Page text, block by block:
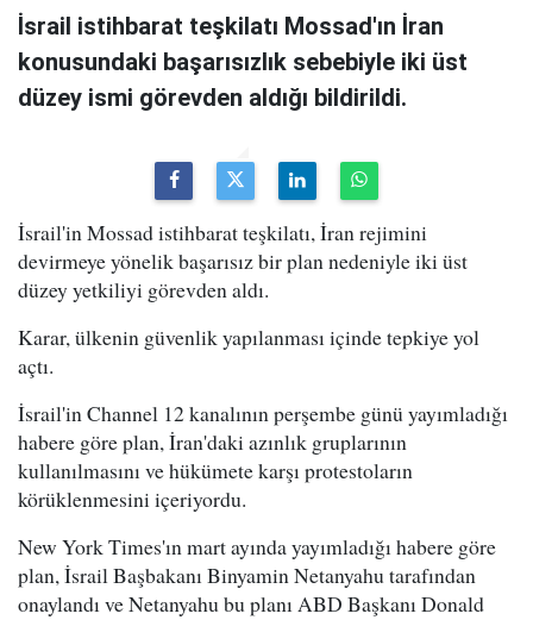
İsrail istihbarat teşkilatı Mossad'ın İran
konusundaki başarısızlık sebebiyle iki üst
düzey ismi görevden aldığı bildirildi.
İsrail'in Mossad istihbarat teşkilatı, İran rejimini
devirmeye yönelik başarısız bir plan nedeniyle iki üst
düzey yetkiliyi görevden aldı.
Karar, ülkenin güvenlik yapılanması içinde tepkiye yol
açtı.
İsrail'in Channel 12 kanalının perşembe günü yayımladığı
habere göre plan, İran'daki azınlık gruplarının
kullanılmasını ve hükümete karşı protestoların
körüklenmesini içeriyordu.
New York Times'ın mart ayında yayımladığı habere göre
plan, İsrail Başbakanı Binyamin Netanyahu tarafından
onaylandı ve Netanyahu bu planı ABD Başkanı Donald